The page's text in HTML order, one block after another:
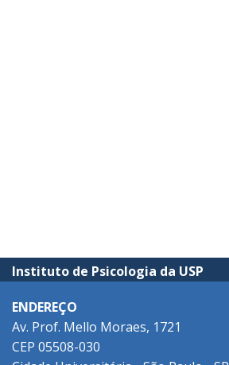
Instituto de Psicologia da USP
ENDEREÇO
Av. Prof. Mello Moraes, 1721
CEP 05508-030